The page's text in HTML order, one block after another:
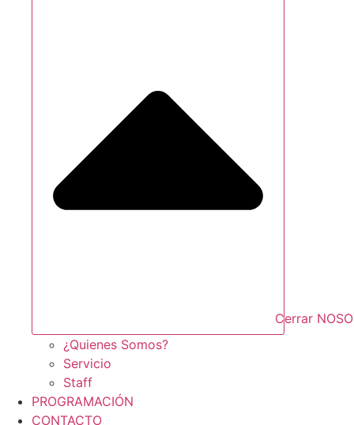
Cerrar
¿Quienes Somos?
Servicio
Staff
PROGRAMACIÓN
CONTACTO